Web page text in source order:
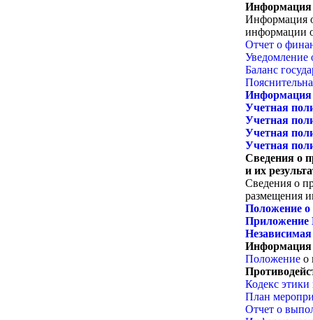
Информация
Информация
информации
Отчет о
Уведомление
Баланс
Информация
Учетная
Учетная
Учетная
Учетная
Сведения о
и их
Сведения о
размещения
Положение о
Независимая
Информация
Положение о
Кодекс
План
Отчет о